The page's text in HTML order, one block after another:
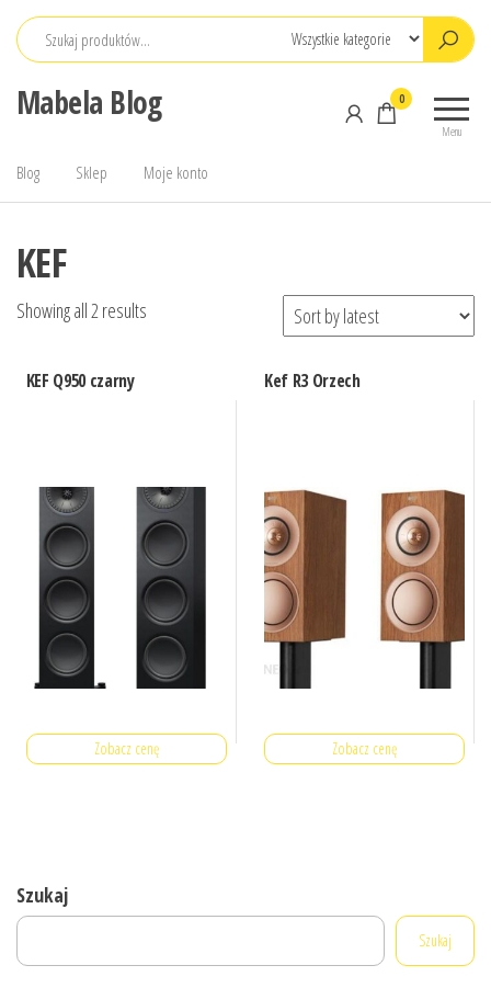
Przejdź
Mabela Blog
Menu
0
Blog Sklep Moje konto
KEF
Showing all 2 results
KEF Q950 czarny
Zobacz cenę
Kef R3 Orzech
Zobacz cenę
Szukaj
Szukaj